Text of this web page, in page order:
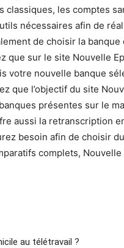
classiques, les comptes
nécessaires afin de
de choisir la
que sur le site Nouvelle
votre nouvelle banque
que l’objectif du site
présentes sur le
aussi la retranscription
besoin afin de choisir
complets,
au télétravail ?